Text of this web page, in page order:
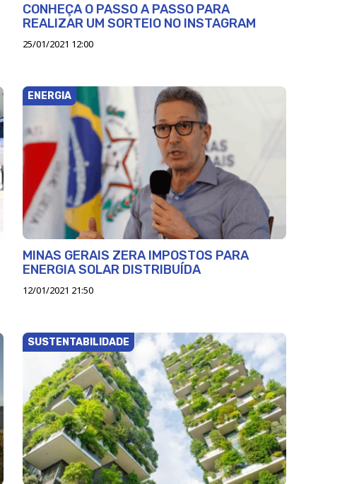
CONHEÇA O PASSO A PASSO PARA
REALIZAR UM SORTEIO NO INSTAGRAM
25/01/2021 12:00
ENERGIA
MINAS GERAIS ZERA IMPOSTOS PARA
ENERGIA SOLAR DISTRIBUÍDA
12/01/2021 21:50
SUSTENTABILIDADE